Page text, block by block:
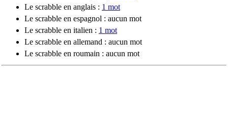
Le scrabble en anglais : 1 mot
Le scrabble en espagnol : aucun mot
Le scrabble en italien : 1 mot
Le scrabble en allemand : aucun mot
Le scrabble en roumain : aucun mot